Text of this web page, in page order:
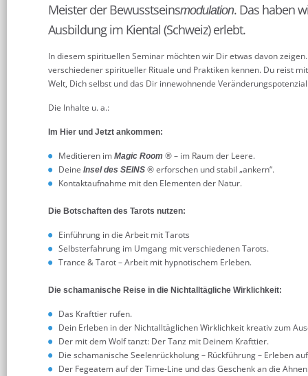
Meister der Bewusstseinsmodulation. Das haben
Ausbildung im Kiental (Schweiz) erlebt.
In diesem spirituellen Seminar möchten wir Dir etwas davon
verschiedener spiritueller Rituale und Praktiken kennen. Du reist
Welt, Dich selbst und das Dir innewohnende
Die Inhalte u. a.:
Im Hier und Jetzt ankommen:
Meditieren im Magic Room ® – im Raum der Leere.
Deine Insel des SEINS ® erforschen und stabil „ankern“.
Kontaktaufnahme mit den Elementen der Natur.
Die Botschaften des Tarots nutzen:
Einführung in die Arbeit mit Tarots
Selbsterfahrung im Umgang mit verschiedenen Tarots.
Trance & Tarot – Arbeit mit hypnotischem Erleben.
Die schamanische Reise in die Nichtalltägliche Wirklichkeit:
Das Krafttier rufen.
Dein Erleben in der Nichtalltäglichen Wirklichkeit kreativ zum
Der mit dem Wolf tanzt: Der Tanz mit Deinem Krafttier.
Die schamanische Seelenrückholung – Rückführung – Erleben
Der Fegeatem auf der Time-Line und das Geschenk an die